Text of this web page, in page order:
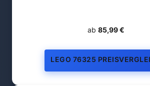
ab 85,99 €
LEGO 76325